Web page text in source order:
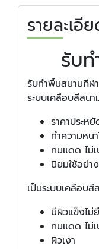
รายละเอี
รับ
รับทำพื้นสนามกีฬ
ระบบเคลือบสีสน
ราคาประหยั
ทำความหน
ทนแดด ไม่
นิยมใช้อย่า
เป็นระบบเคลือบ
มีผิวแข็งไม่
ทนแดด ไม่
ผิวเงา